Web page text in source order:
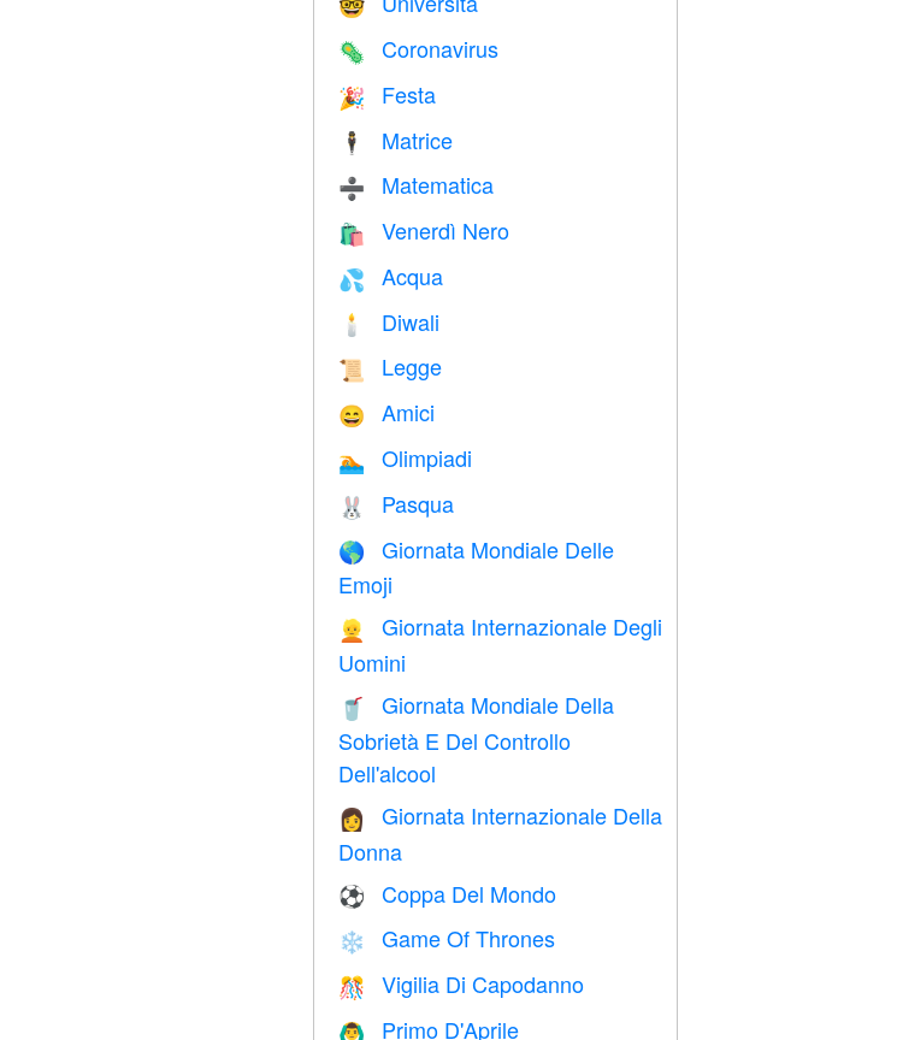
🤓
🦠 Coronavirus
🎉 Festa
🕴️ Matrice
➗ Matematica
🛍 Venerdì Nero
💦 Acqua
🕯 Diwali
📜 Legge
😄 Amici
🏊 Olimpiadi
🐰 Pasqua
🌎
Giornata Mondiale Delle
Emoji
👱
Giornata Internazionale Degli
Uomini
🥤
Giornata Mondiale Della
Sobrietà E Del Controllo
Dell'alcool
👩
Giornata Internazionale Della
Donna
⚽ Coppa Del Mondo
❄️ Game Of Thrones
🎊 Vigilia Di Capodanno
🙆‍♂️ Primo D'Aprile